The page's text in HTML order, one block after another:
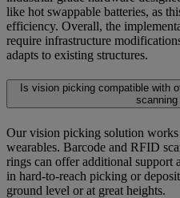
like hot swappable batteries, as
efficiency. Overall, the
require infrastructure
adapts to existing structures.
Is vision picking compatible with
Our vision picking solution
wearables. Barcode and RFID
rings can offer additional
in hard-to-reach picking or
ground level or at great heights.